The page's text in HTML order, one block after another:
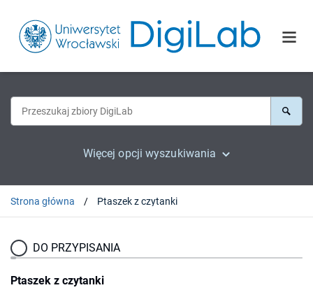
Więcej opcji wyszukiwania
Strona główna Ptaszek z czytanki
DO PRZYPISANIA
Ptaszek z czytanki